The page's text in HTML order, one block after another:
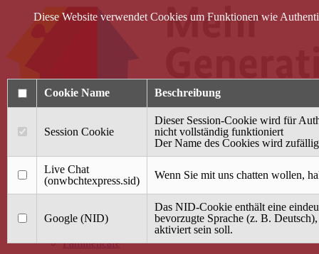
Anmelden
Startseite
Treffpunkt Jung & Alt
40 Jahre Mütterzentrum
Familiencafé
Diese Website verwendet Cookies um Funktionen wie
Cookie Name Beschreibung
Session Cookie
Dieser Session-Cookie wird für
nicht vollständig funktioniert
Der Name des Cookies wird
Live Chat
(onwbchtexpress.sid)
Wenn Sie mit uns chatten wollen,
Google (NID)
Das NID-Cookie enthält eine
bevorzugte Sprache (z. B.
aktiviert sein soll.